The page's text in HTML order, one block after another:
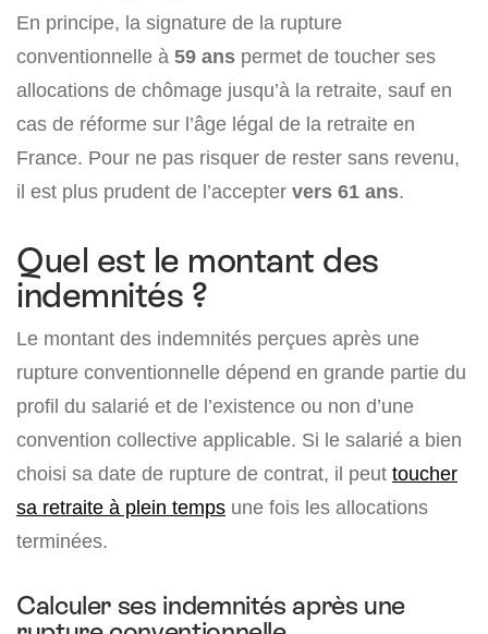
En principe, la signature de la rupture
conventionnelle à 59 ans permet de toucher ses
allocations de chômage jusqu’à la retraite, sauf en
cas de réforme sur l’âge légal de la retraite en
France. Pour ne pas risquer de rester sans revenu,
il est plus prudent de l’accepter vers 61 ans.
Quel est le montant des
indemnités ?
Le montant des indemnités perçues après une
rupture conventionnelle dépend en grande partie du
profil du salarié et de l’existence ou non d’une
convention collective applicable. Si le salarié a bien
choisi sa date de rupture de contrat, il peut toucher
sa retraite à plein temps une fois les allocations
terminées.
Calculer ses indemnités après une